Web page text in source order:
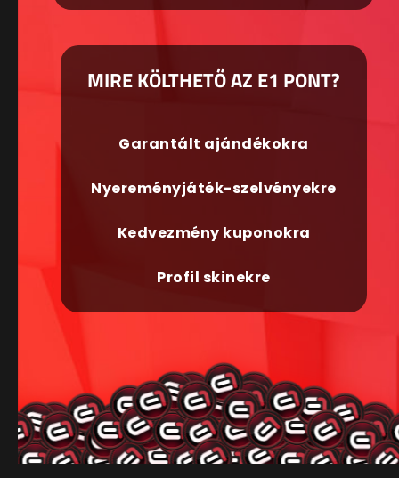
MIRE KÖLTHETŐ AZ E1 PONT?
Garantált ajándékokra
Nyereményjáték-szelvényekre
Kedvezmény kuponokra
Profil skinekre